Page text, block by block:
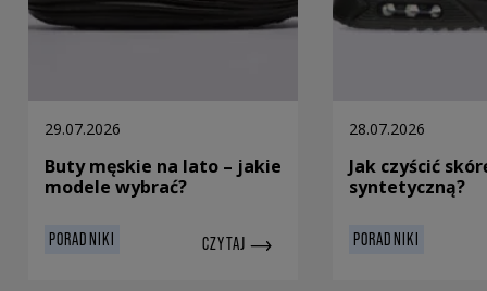
29.07.2026
Buty męskie na lato – jakie
modele wybrać?
PORADNIKI CZYTAJ
28.07.2026
Jak czyścić
syntetyczną?
PORADNIKI